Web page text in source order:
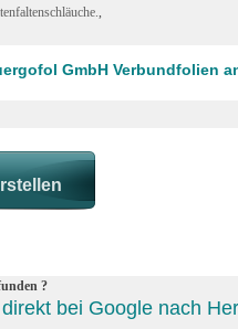
,
GmbH Verbundfolien
?
bei Google nach